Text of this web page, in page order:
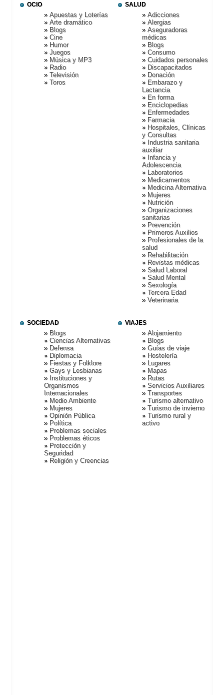
OCIO
Apuestas y Loterí­as
Arte dramático
Blogs
Cine
Humor
Juegos
Música y MP3
Radio
Televisión
Toros
SALUD
Adicciones
Alergias
Aseguradoras
médicas
Blogs
Consumo
Cuidados personales
Discapacitados
Donación
Embarazo y
Lactancia
En forma
Enciclopedias
Enfermedades
Farmacia
Hospitales, Clí­nicas
y Consultas
Industria sanitaria
auxiliar
Infancia y
Adolescencia
Laboratorios
Medicamentos
Medicina Alternativa
Mujeres
Nutrición
Organizaciones
sanitarias
Prevención
Primeros Auxilios
Profesionales de la
salud
Rehabilitación
Revistas médicas
Salud Laboral
Salud Mental
Sexologí­a
Tercera Edad
Veterinaria
SOCIEDAD
Blogs
Ciencias Alternativas
Defensa
Diplomacia
Fiestas y Folklore
Gays y Lesbianas
Instituciones y
Organismos
Internacionales
Medio Ambiente
Mujeres
Opinión Pública
Polí­tica
Problemas sociales
Problemas éticos
Protección y
Seguridad
Religión y Creencias
VIAJES
Alojamiento
Blogs
Guí­as de viaje
Hostelerí­a
Lugares
Mapas
Rutas
Servicios Auxiliares
Transportes
Turismo alternativo
Turismo de invierno
Turismo rural y
activo